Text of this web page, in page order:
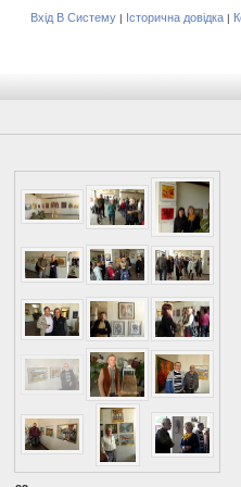
Вхід В Систему | Історична довідка |